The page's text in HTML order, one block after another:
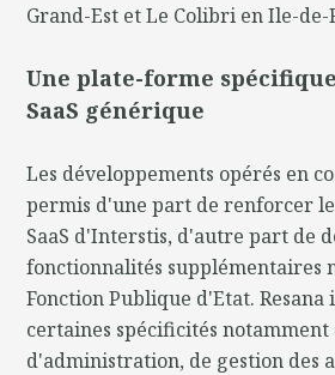
Grand-Est et Le Colibri en Ile-de-
Une plate-forme
SaaS générique
Les développements opérés en
permis d'une part de renforcer
SaaS d'Interstis, d'autre part de
fonctionnalités supplémentaires
Fonction Publique d'Etat.
certaines spécificités
d'administration, de gestion des